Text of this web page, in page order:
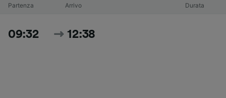
Partenza Arrivo Durata
09:32 12:38